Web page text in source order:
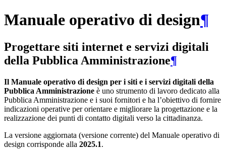
Manuale operativo di design¶
Progettare siti internet e servizi digitali
della Pubblica Amministrazione¶
Il Manuale operativo di design per i siti e i servizi digitali della
Pubblica Amministrazione è uno strumento di lavoro dedicato alla
Pubblica Amministrazione e i suoi fornitori e ha l’obiettivo di fornire
indicazioni operative per orientare e migliorare la progettazione e la
realizzazione dei punti di contatto digitali verso la cittadinanza.
La versione aggiornata (versione corrente) del Manuale operativo di
design corrisponde alla 2025.1.